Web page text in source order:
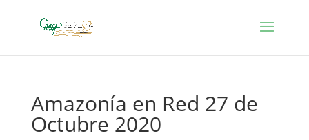
Amazonía en Red 27 de
Octubre 2020